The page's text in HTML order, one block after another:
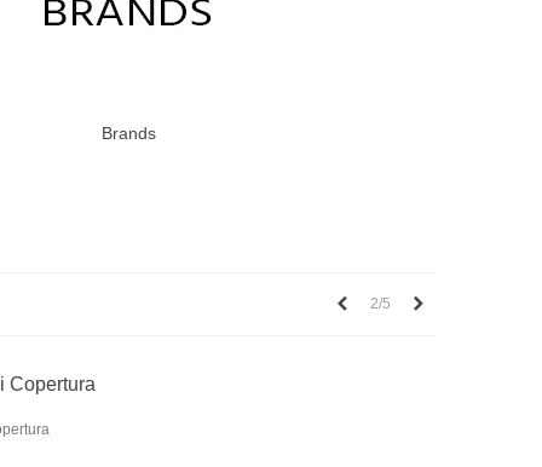
Brands
Precedente
2/5
Copertura